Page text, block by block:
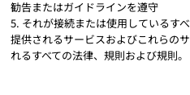
勧告またはガイドラインを遵守
それが接続または使用しているす
提供されるサービスおよびこれらの
れるすべての法律、規則および規則。